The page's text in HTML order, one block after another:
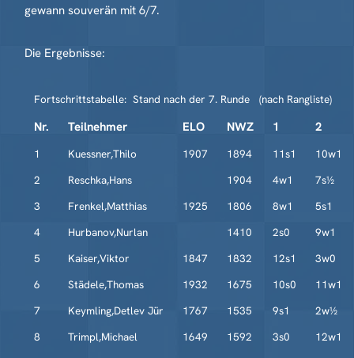
gewann souverän mit 6/7.
Die Ergebnisse:
Fortschrittstabelle: Stand nach der 7. Runde (nach Rangliste)
Nr. Teilnehmer ELO NWZ 1 2
1 Kuessner,Thilo 1907 1894 11s1
10w1
2
Reschka,Hans 1904 4w1
7s½
3
Frenkel,Matthias 1925 1806 8w1
5s1
4
Hurbanov,Nurlan 1410 2s0
9w1
5
Kaiser,Viktor 1847 1832 12s1
3w0
6
Städele,Thomas 1932 1675 10s0
11w1
7
Keymling,Detlev Jür 1767 1535 9s1
2w½
8
Trimpl,Michael 1649 1592 3s0
12w1